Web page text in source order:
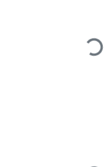
Loading...